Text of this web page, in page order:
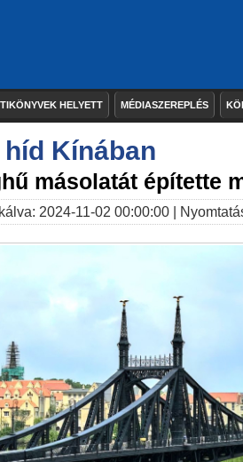
HELYETT MÉDIASZEREPLÉS
Kínában
másolatát építette
2024-11-02 00:00:00 |